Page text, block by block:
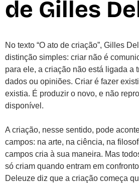
de Gilles
No texto “O ato de criação”, Gilles
distinção simples: criar não é
para ele, a criação não está ligada a
dados ou opiniões. Criar é fazer
existia. É produzir o novo, e não
disponível.
A criação, nesse sentido, pode
campos: na arte, na ciência, na
campos cria à sua maneira. Mas
só criam quando entram em
Deleuze diz que a criação começa